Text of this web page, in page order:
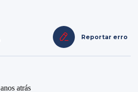
Reportar erro